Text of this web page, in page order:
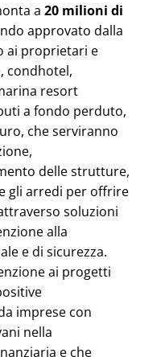
a 20 milioni di
approvato dalla
ai proprietari e
condhotel,
resort
a fondo perduto,
che serviranno
delle strutture,
gli arredi per offrire
soluzioni
alla
e di sicurezza.
ai progetti
imprese con
nella
e che